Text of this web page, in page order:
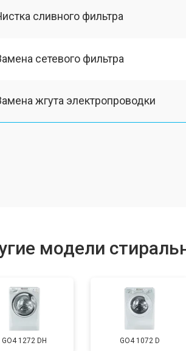
сливного фильтра
сетевого фильтра
жгута электропроводки
Замена шторок барабана
модели
GO4 1272 DH GO4 1072 D